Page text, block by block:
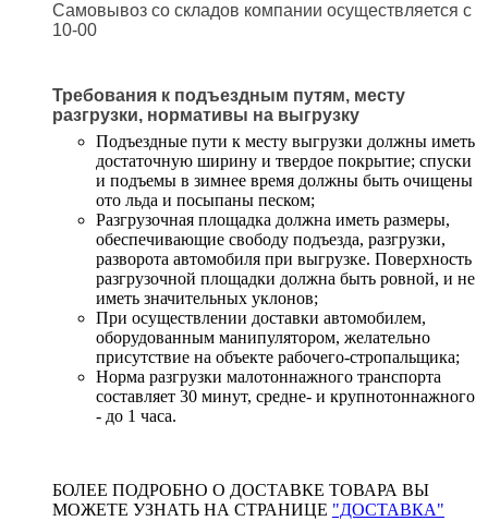
Самовывоз со складов компании осуществляется с
10-00
Требования к подъездным путям, месту
разгрузки, нормативы на выгрузку
Подъездные пути к месту выгрузки должны иметь
достаточную ширину и твердое покрытие; спуски
и подъемы в зимнее время должны быть очищены
ото льда и посыпаны песком;
Разгрузочная площадка должна иметь размеры,
обеспечивающие свободу подъезда, разгрузки,
разворота автомобиля при выгрузке. Поверхность
разгрузочной площадки должна быть ровной, и не
иметь значительных уклонов;
При осуществлении доставки автомобилем,
оборудованным манипулятором, желательно
присутствие на объекте рабочего-стропальщика;
Норма разгрузки малотоннажного транспорта
составляет 30 минут, средне- и крупнотоннажного
- до 1 часа.
БОЛЕЕ ПОДРОБНО О ДОСТАВКЕ ТОВАРА ВЫ
МОЖЕТЕ УЗНАТЬ НА СТРАНИЦЕ "ДОСТАВКА"